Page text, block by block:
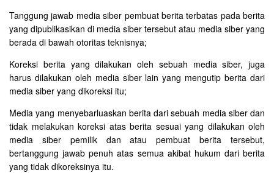
Tanggung jawab media siber pembuat berita terbatas pada berita
yang dipublikasikan di media siber tersebut atau media siber yang
berada di bawah otoritas teknisnya;
Koreksi berita yang dilakukan oleh sebuah media siber, juga
harus dilakukan oleh media siber lain yang mengutip berita dari
media siber yang dikoreksi itu;
Media yang menyebarluaskan berita dari sebuah media siber dan
tidak melakukan koreksi atas berita sesuai yang dilakukan oleh
media siber pemilik dan atau pembuat berita tersebut,
bertanggung jawab penuh atas semua akibat hukum dari berita
yang tidak dikoreksinya itu.